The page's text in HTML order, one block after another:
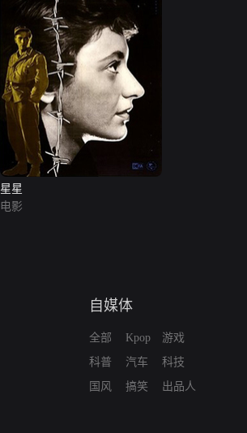
星星
电影
自媒体
全部
科普
国风
Kpop
汽车
搞笑
游戏
科技
出品人